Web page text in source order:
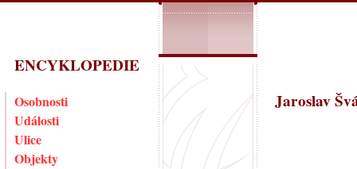
ENCYKLOPEDIE
Osobnosti
Události
Ulice
Objekty
Jaroslav